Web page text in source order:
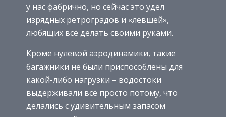
у нас фабрично, но сейчас это удел
изрядных ретроградов и «левшей»,
любящих всё делать своими руками.
Кроме нулевой аэродинамики, такие
багажники не были приспособлены для
какой-либо нагрузки – водостоки
выдерживали всё просто потому, что
делались с удивительным запасом